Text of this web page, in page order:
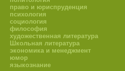
право и юриспруденция
психология
социология
философия
художественная литература
Школьная литература
экономика и менеджмент
юмор
языкознание